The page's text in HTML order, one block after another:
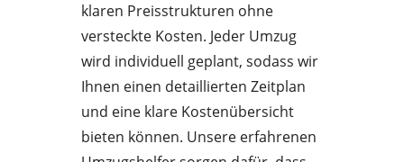
klaren Preisstrukturen ohne
versteckte Kosten. Jeder Umzug
wird individuell geplant, sodass wir
Ihnen einen detaillierten Zeitplan
und eine klare Kostenübersicht
bieten können. Unsere erfahrenen